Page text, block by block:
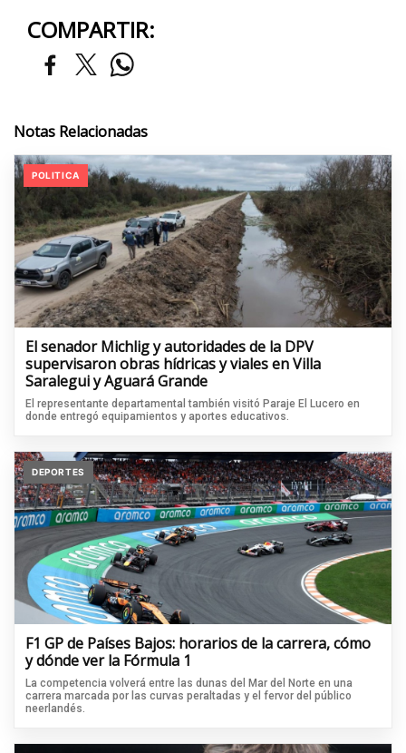
COMPARTIR:
Notas Relacionadas
POLITICA
El senador Michlig y autoridades de la DPV
supervisaron obras hídricas y viales en Villa
Saralegui y Aguará Grande
El representante departamental también visitó Paraje El Lucero en
donde entregó equipamientos y aportes educativos.
DEPORTES
F1 GP de Países Bajos: horarios de la carrera, cómo
y dónde ver la Fórmula 1
La competencia volverá entre las dunas del Mar del Norte en una
carrera marcada por las curvas peraltadas y el fervor del público
neerlandés.